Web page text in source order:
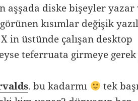
aşşada diske bişeyler
kısımlar değişik
in üstünde çalışan desktop
teferruata girmeye gerek
. bu kadarmı
tek